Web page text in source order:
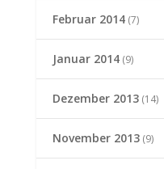
Februar 2014(7)
Januar 2014(9)
Dezember 2013(14)
November 2013(9)